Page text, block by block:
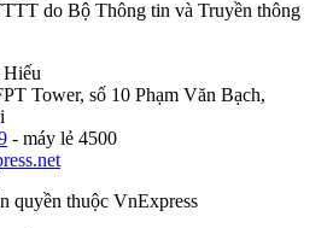
do Bộ Thông tin và Truyền thông
Hiếu
Tower, số 10 Phạm Văn Bạch,
- máy lẻ 4500
quyền thuộc VnExpress